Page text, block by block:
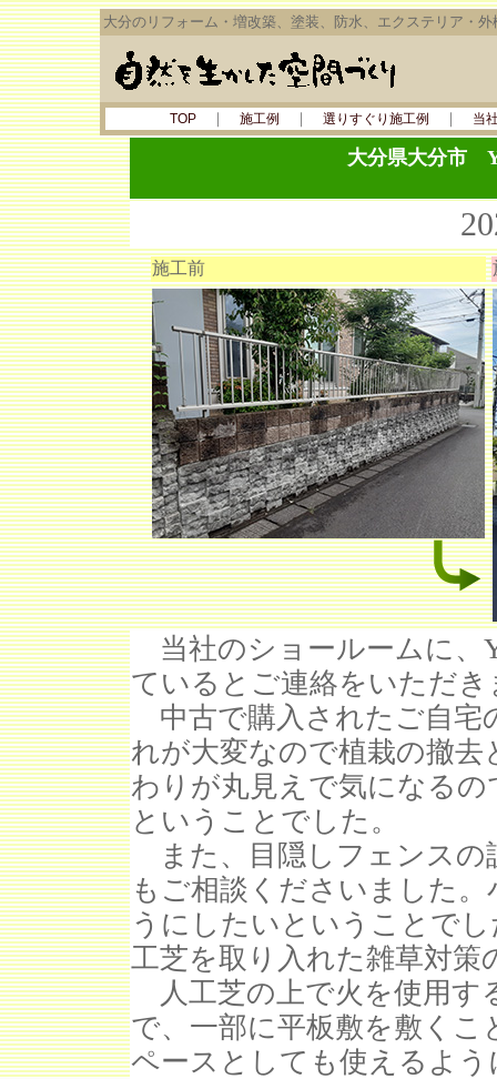
大分のリフォーム・増改築、塗装、防水、エクステリア・
TOP｜ 施工例 ｜ 選りすぐり施工例 ｜ 当
大分県大分市
施工前
当社のショールームに、
ているとご連絡をいただき
中古で購入されたご自宅
れが大変なので植栽の撤
わりが丸見えで気になる
ということでした。
また、目隠しフェンスの
もご相談くださいました
うにしたいということで
工芝を取り入れた雑草対
人工芝の上で火を使用す
で、一部に平板敷を敷く
ペースとしても使えるよ